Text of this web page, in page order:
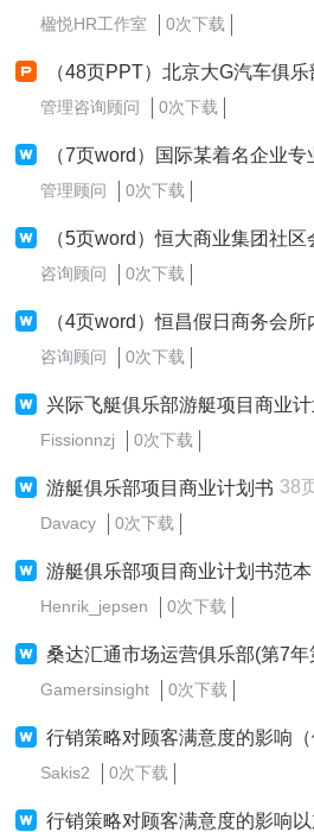
楹悦HR工作室 0次下载
（48页PPT）北京⼤G汽车俱乐部成⽴庆典驰骋⽆
管理咨询顾问 0次下载
（7页word）国际某着名企业专业
管理顾问 0次下载
（5页word）恒大商业集团社
咨询顾问 0次下载
（4页word）恒昌假日商务会所内部
咨询顾问 0次下载
兴际飞艇俱乐部游艇项目商业
Fissionnzj 0次下载
游艇俱乐部项目商业计划书 38
Davacy 0次下载
游艇俱乐部项目商业计划书范本
Henrik_jepsen 0次下载
桑达汇通市场运营俱乐部(第7年
Gamersinsight 0次下载
行销策略对顾客满意度的影响（健身
Sakis2 0次下载
行销策略对顾客满意度的影响以加州健身中心与亚